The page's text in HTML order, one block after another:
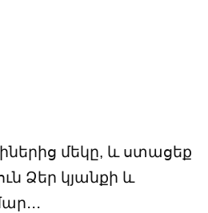
մեկը, և ստացեք
Ձեր կյանքի և